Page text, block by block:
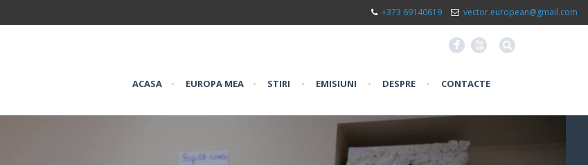
+373 69140619 vector.european@gmail.com
F X
ACASA • EUROPA MEA • STIRI • EMISIUNI • DESPRE • CONTACTE